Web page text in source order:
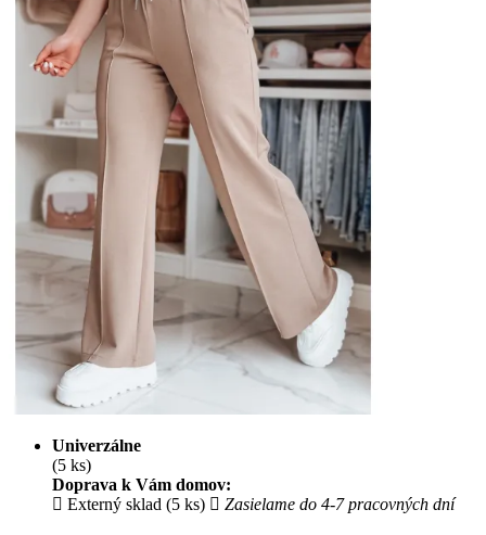
Univerzálne
(5 ks)
Doprava k Vám domov:
Externý sklad (5 ks)
Zasielame do 4-7 pracovných dní